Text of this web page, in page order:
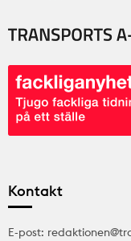
Kontakt
E-post: